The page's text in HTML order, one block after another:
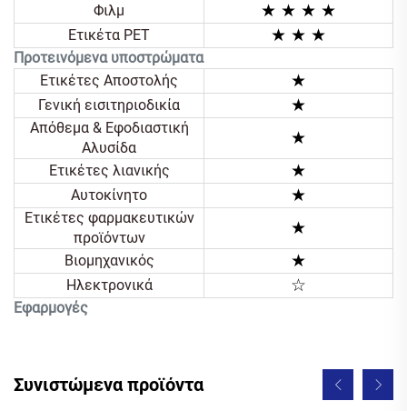
Προτεινόμενα υποστρώματα
Φιλμ ★ ★ ★ ★
Ετικέτα PET ★ ★ ★
Εφαρμογές
Ετικέτες Αποστολής ★
Γενική εισιτηριοδικία ★
Απόθεμα & Εφοδιαστική
Αλυσίδα
★
Ετικέτες λιανικής ★
Αυτοκίνητο ★
Ετικέτες φαρμακευτικών
προϊόντων
★
Βιομηχανικός ★
Ηλεκτρονικά ☆
Συνιστώμενα προϊόντα